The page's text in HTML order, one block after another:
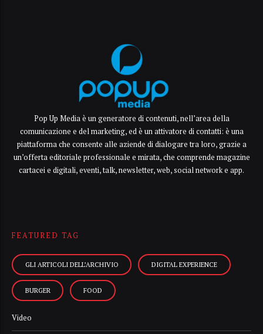
Pop Up Media è un generatore di contenuti, nell’area della
comunicazione e del marketing, ed è un attivatore di contatti: è una
piattaforma che consente alle aziende di dialogare tra loro, grazie a
un’offerta editoriale professionale e mirata, che comprende magazine
cartacei e digitali, eventi, talk, newsletter, web, social network e app.
FEATURED TAG
GLI ARTICOLI DELL’ARCHIVIO DIGITAL EXPERIENCE
BURGER FOOD
Video